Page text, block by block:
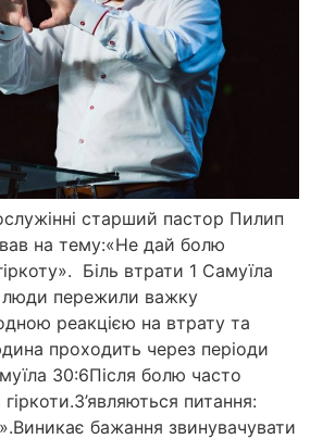
старший пастор Пилип
на тему:«Не дай болю
Біль втрати 1 Самуїла
люди пережили важку
реакцією на втрату та
проходить через періоди
30:6Після болю часто
питання:
бажання звинувачувати